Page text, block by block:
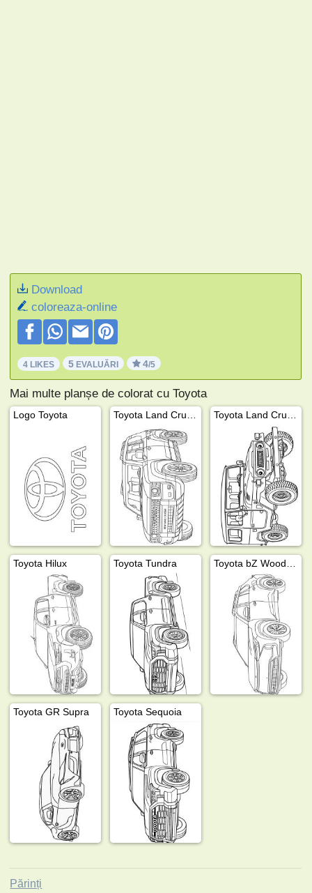
Download
coloreaza-online
4 LIKES 5 EVALUĂRI 4/5
Mai multe planșe de colorat cu Toyota
Logo Toyota
Toyota Hilux Toyota Tundra
Toyota GR Supra Toyota Sequoia
Părinți